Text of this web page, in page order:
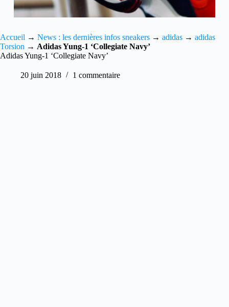
Accueil → News : les dernières infos sneakers → adidas → adidas
Torsion → Adidas Yung-1 ‘Collegiate Navy’
Adidas Yung-1 ‘Collegiate Navy’
20 juin 2018 1 commentaire